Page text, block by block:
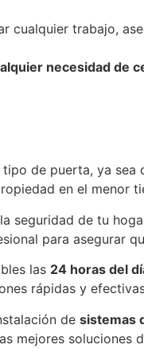
cualquier trabajo,
necesidad de
de puerta, ya sea
en el menor
seguridad de tu
para asegurar
las 24 horas del
rápidas y
de sistemas
mejores soluciones